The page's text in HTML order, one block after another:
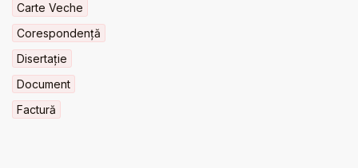
Carte Veche
Corespondență
Disertație
Document
Factură